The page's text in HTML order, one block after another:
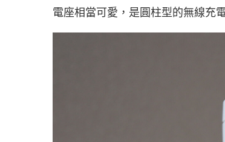
電座相當可愛，是圓柱型的無線充